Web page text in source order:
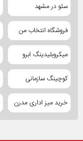
سئو در مشهد
فروشگاه انتخاب من
میکروبلیدینگ ابرو
کوچینگ سازمانی
خرید میز اداری مدرن